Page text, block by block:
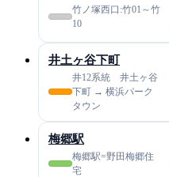
竹ノ塚西口:竹01～竹
10
井土ヶ谷下町
井12系統 井土ヶ谷
下町 → 横浜パーク
タウン
梅郷駅
梅郷駅=野田梅郷住
宅